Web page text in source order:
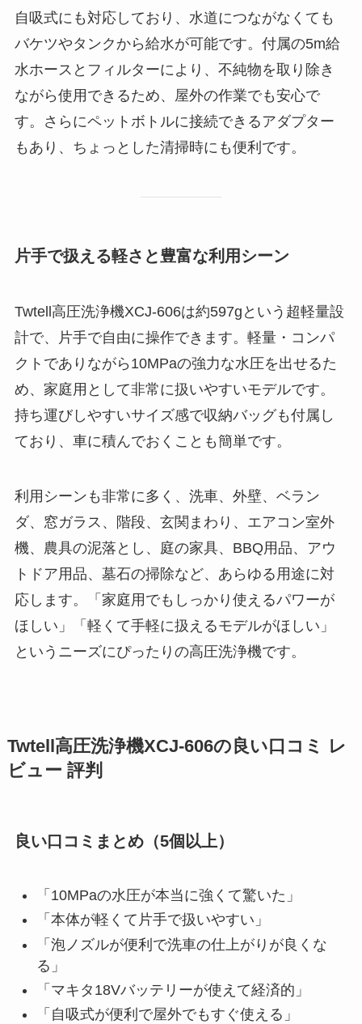
自吸式にも対応しており、水道につながなくても
バケツやタンクから給水が可能です。付属の5m給
水ホースとフィルターにより、不純物を取り除き
ながら使用できるため、屋外の作業でも安心で
す。さらにペットボトルに接続できるアダプター
もあり、ちょっとした清掃時にも便利です。
片手で扱える軽さと豊富な利用シーン
Twtell高圧洗浄機XCJ-606は約597gという超軽量設
計で、片手で自由に操作できます。軽量・コンパ
クトでありながら10MPaの強力な水圧を出せるた
め、家庭用として非常に扱いやすいモデルです。
持ち運びしやすいサイズ感で収納バッグも付属し
ており、車に積んでおくことも簡単です。
利用シーンも非常に多く、洗車、外壁、ベラン
ダ、窓ガラス、階段、玄関まわり、エアコン室外
機、農具の泥落とし、庭の家具、BBQ用品、アウ
トドア用品、墓石の掃除など、あらゆる用途に対
応します。「家庭用でもしっかり使えるパワーが
ほしい」「軽くて手軽に扱えるモデルがほしい」
というニーズにぴったりの高圧洗浄機です。
Twtell高圧洗浄機XCJ-606の良い口コミ レ
ビュー 評判
良い口コミまとめ（5個以上）
「10MPaの水圧が本当に強くて驚いた」
「本体が軽くて片手で扱いやすい」
「泡ノズルが便利で洗車の仕上がりが良くな
る」
「マキタ18Vバッテリーが使えて経済的」
「自吸式が便利で屋外でもすぐ使える」